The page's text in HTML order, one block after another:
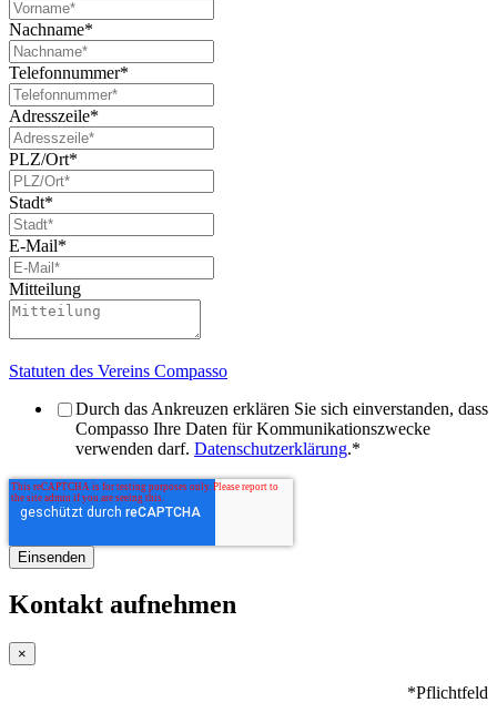
Nachname*
Telefonnummer*
Adresszeile*
PLZ/Ort*
Stadt*
E-Mail*
Mitteilung
Statuten des Vereins Compasso
Durch das Ankreuzen erklären Sie sich einverstanden, dass
Compasso Ihre Daten für Kommunikationszwecke
verwenden darf. Datenschutzerklärung.*
Kontakt aufnehmen
×
*Pflichtfeld